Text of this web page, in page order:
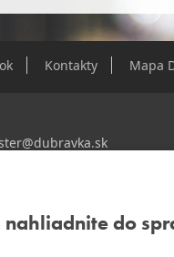
nahliadnite do
Kontakty Mapa